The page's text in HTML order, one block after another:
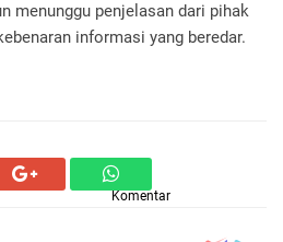
menunggu penjelasan dari pihak
informasi yang beredar.
Komentar